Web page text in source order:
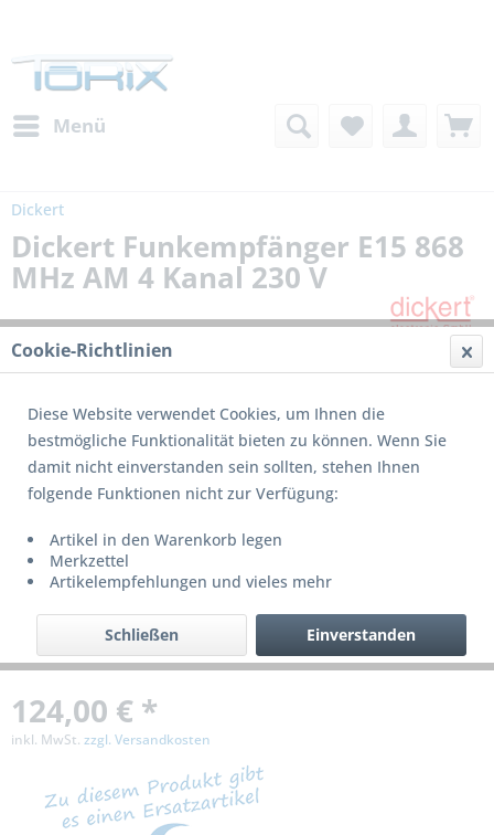
Menü
Dickert
Dickert Funkempfänger E15 868
MHz AM 4 Kanal 230 V
Dieses Produkt wird nicht mehr produziert
bzw. ist nicht mehr lieferbar!
124,00 € *
inkl. MwSt. zzgl. Versandkosten
Cookie-Richtlinien
Diese Website verwendet Cookies, um Ihnen die
bestmögliche Funktionalität bieten zu können. Wenn Sie
damit nicht einverstanden sein sollten, stehen Ihnen
folgende Funktionen nicht zur Verfügung:
Artikel in den Warenkorb legen
Merkzettel
Artikelempfehlungen und vieles mehr
Einverstanden
Schließen